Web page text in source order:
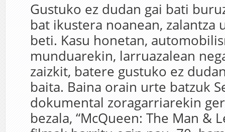
Gustuko ez dudan gai bati
bat ikustera noanean, zalantza
beti. Kasu honetan,
munduarekin, larruazalean
zaizkit, batere gustuko ez
baita. Baina orain urte batzuk
dokumental zoragarriarekin
bezala, “McQueen: The Man &